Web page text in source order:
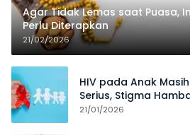
Agar Tidak Lemas saat Puasa,
Perlu Diterapkan
21/02/2026
HIV pada Anak
Serius, Stigma
21/01/2026